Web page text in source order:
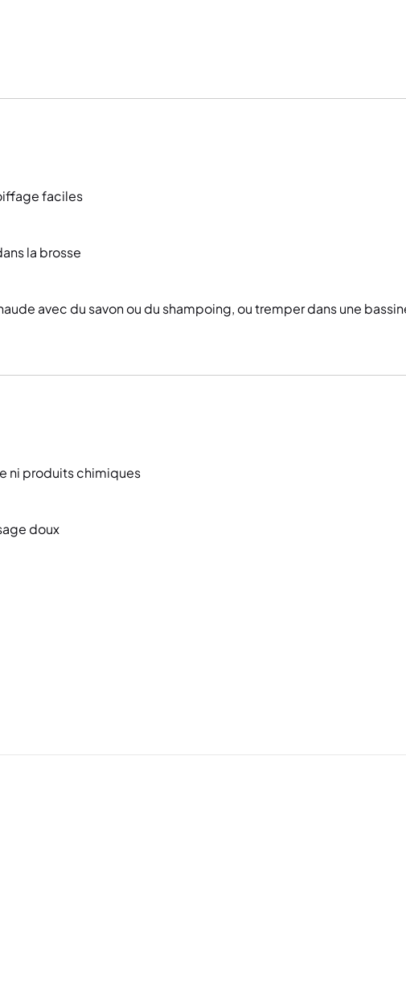
faciles
la brosse
avec du savon ou du shampoing, ou tremper dans une
ni produits chimiques
doux